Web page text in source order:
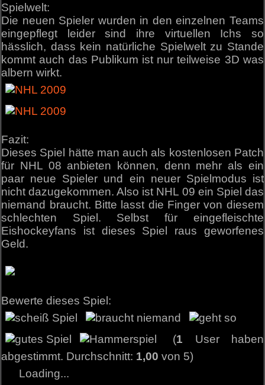
Spielwelt:
Die neuen Spieler wurden in den einzelnen Teams
eingepflegt leider sind ihre virtuellen Ichs so
hässlich, dass kein natürliche Spielwelt zu Stande
kommt auch das Publikum ist nur teilweise 3D was
albern wirkt.
Fazit:
Dieses Spiel hätte man auch als kostenlosen Patch
für NHL 08 anbieten können, denn mehr als ein
paar neue Spieler und ein neuer Spielmodus ist
nicht dazugekommen. Also ist NHL 09 ein Spiel das
niemand braucht. Bitte lasst die Finger von diesem
schlechten Spiel. Selbst für eingefleischte
Eishockeyfans ist dieses Spiel raus geworfenes
Geld.
Bewerte dieses Spiel:
(1 User haben
abgestimmt. Durchschnitt: 1,00 von 5)
Loading...